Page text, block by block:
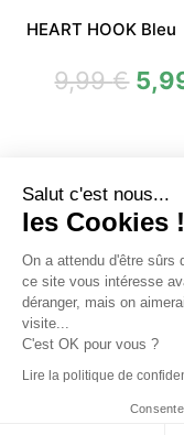
HEART HOOK Bleu
9,99€
Accueil Ma
© 2026 - Bébé
Salut c'est nous...
les Cookies !
On a attendu d'être sûrs
ce site vous intéresse
déranger, mais on
visite...
C'est OK pour vous ?
Lire la politique de